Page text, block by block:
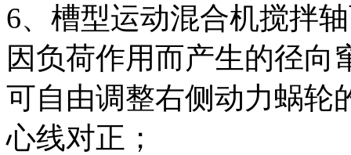
6、槽型运动混合机搅拌
因负荷作用而产生的径向
可自由调整右侧动力蜗轮
心线对正；